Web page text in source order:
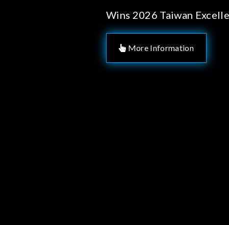
Manufacturing
More Information